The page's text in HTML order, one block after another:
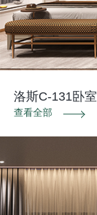
洛斯C-131卧室
查看全部